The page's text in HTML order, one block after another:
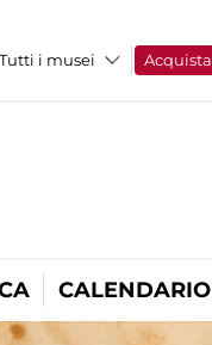
Tutti i musei Acquista
CALENDARIO